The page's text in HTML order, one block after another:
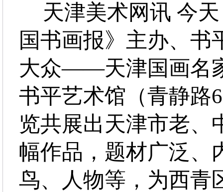
天津美术网讯 今
国书画报》主办、书
大众——天津国画名
书平艺术馆（青静路
览共展出天津市老、
幅作品，题材广泛、
鸟、人物等，为西青